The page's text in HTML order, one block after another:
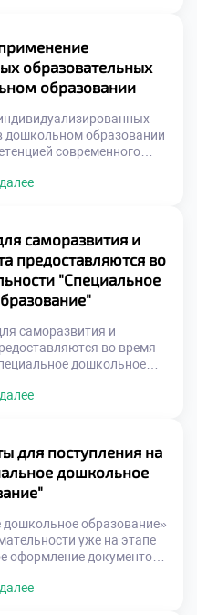
в техникум с
ответственности. […]
образовательных
образовании
дошкольном образовании
современного
Специальность
содержание под нужды
становится
образования
эффективная коррекция
в […]
саморазвития и
предоставляются во
"Специальное
саморазвития и
во время
дошкольное
не может
пространство для
Профессиональный
занятий. Студент активно
[…]
для поступления на
дошкольное
образование»
уже на этапе
оформление документов
будущего